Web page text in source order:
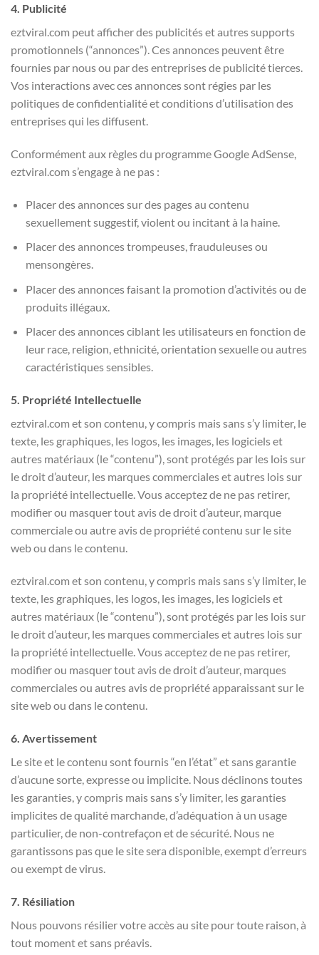
4. Publicité
eztviral.com peut afficher des publicités et autres supports
promotionnels (“annonces”). Ces annonces peuvent être
fournies par nous ou par des entreprises de publicité tierces.
Vos interactions avec ces annonces sont régies par les
politiques de confidentialité et conditions d’utilisation des
entreprises qui les diffusent.
Conformément aux règles du programme Google AdSense,
eztviral.com s’engage à ne pas :
Placer des annonces sur des pages au contenu
sexuellement suggestif, violent ou incitant à la haine.
Placer des annonces trompeuses, frauduleuses ou
mensongères.
Placer des annonces faisant la promotion d’activités ou de
produits illégaux.
Placer des annonces ciblant les utilisateurs en fonction de
leur race, religion, ethnicité, orientation sexuelle ou autres
caractéristiques sensibles.
5. Propriété Intellectuelle
eztviral.com et son contenu, y compris mais sans s’y limiter, le
texte, les graphiques, les logos, les images, les logiciels et
autres matériaux (le “contenu”), sont protégés par les lois sur
le droit d’auteur, les marques commerciales et autres lois sur
la propriété intellectuelle. Vous acceptez de ne pas retirer,
modifier ou masquer tout avis de droit d’auteur, marque
commerciale ou autre avis de propriété contenu sur le site
web ou dans le contenu.
eztviral.com et son contenu, y compris mais sans s’y limiter, le
texte, les graphiques, les logos, les images, les logiciels et
autres matériaux (le “contenu”), sont protégés par les lois sur
le droit d’auteur, les marques commerciales et autres lois sur
la propriété intellectuelle. Vous acceptez de ne pas retirer,
modifier ou masquer tout avis de droit d’auteur, marques
commerciales ou autres avis de propriété apparaissant sur le
site web ou dans le contenu.
6. Avertissement
Le site et le contenu sont fournis “en l’état” et sans garantie
d’aucune sorte, expresse ou implicite. Nous déclinons toutes
les garanties, y compris mais sans s’y limiter, les garanties
implicites de qualité marchande, d’adéquation à un usage
particulier, de non-contrefaçon et de sécurité. Nous ne
garantissons pas que le site sera disponible, exempt d’erreurs
ou exempt de virus.
7. Résiliation
Nous pouvons résilier votre accès au site pour toute raison, à
tout moment et sans préavis.